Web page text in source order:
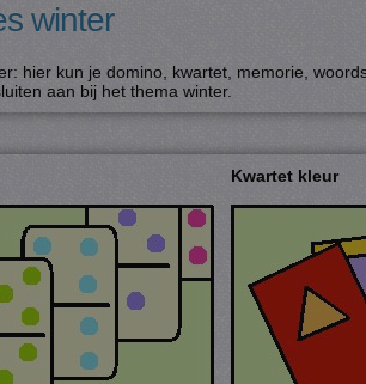
winter
hier kun je domino, kwartet, memorie,
aan bij het thema winter.
Kwartet kleur